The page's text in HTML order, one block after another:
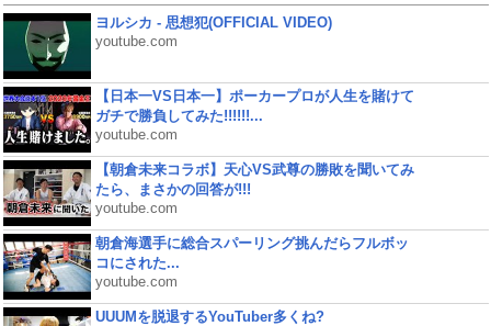
ヨルシカ - 思想犯(OFFICIAL VIDEO)
youtube.com
【日本一VS日本一】ポーカープロが人生を賭けて
ガチで勝負してみた!!!!!!...
youtube.com
【朝倉未来コラボ】天心VS武尊の勝敗を聞いてみ
たら、まさかの回答が!!!
youtube.com
朝倉海選手に総合スパーリング挑んだらフルボッ
コにされた...
youtube.com
UUUMを脱退するYouTuber多くね?